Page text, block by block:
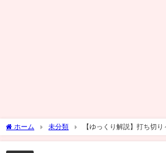
ホーム 未分類
【ゆっくり解説】打ち切
間キャシャーン【アニメ】感動ストーリー、衝撃の